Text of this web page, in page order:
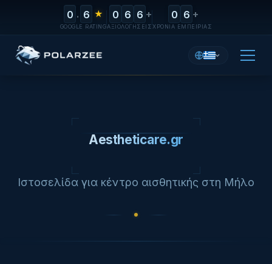
0
2
. 6
8
★
GOOGLE RATING
0 6 6 +
ΑΞΙΟΛΟΓΉΣΕΙΣ
0 6 +
ΧΡΌΝΙΑ ΕΜΠΕΙΡΊΑΣ
Aestheticare.gr
Ιστοσελίδα για κέντρο αισθητικής στη Μήλο